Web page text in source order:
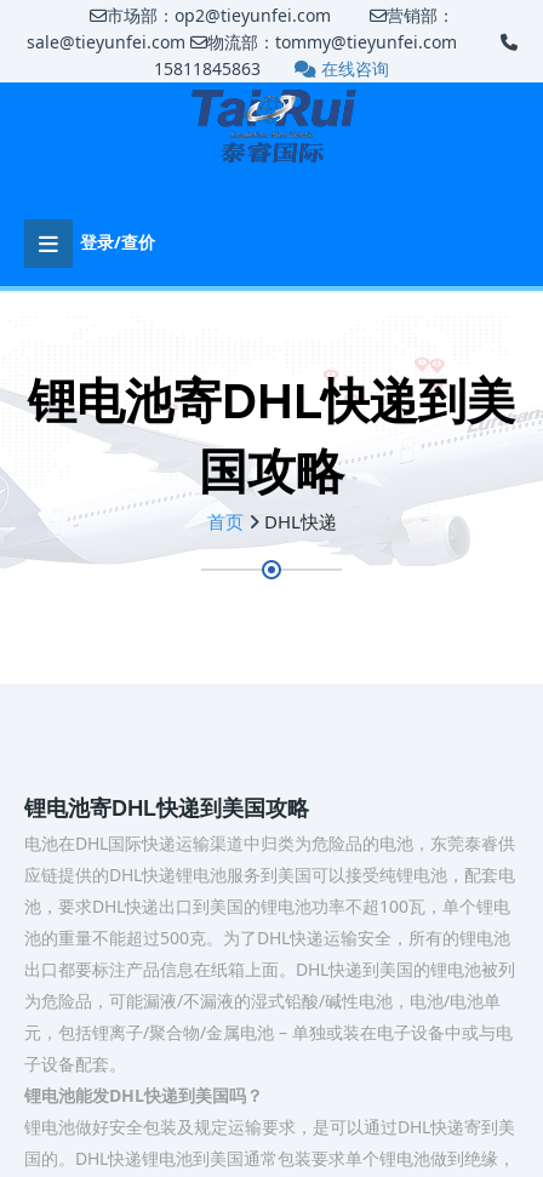
市场部：op2@tieyunfei.com
营销部：
sale@tieyunfei.com
物流部：tommy@tieyunfei.com
15811845863
在线咨询
登录/查价
锂电池寄DHL快递到美
国攻略
首页 DHL快递
锂电池寄DHL快递到美国攻略
电池在DHL国际快递运输渠道中归类为危险品的电池，东莞泰睿供
应链提供的DHL快递锂电池服务到美国可以接受纯锂电池，配套电
池，要求DHL快递出口到美国的锂电池功率不超100瓦，单个锂电
池的重量不能超过500克。为了DHL快递运输安全，所有的锂电池
出口都要标注产品信息在纸箱上面。DHL快递到美国的锂电池被列
为危险品，可能漏液/不漏液的湿式铅酸/碱性电池，电池/电池单
元，包括锂离子/聚合物/金属电池 – 单独或装在电子设备中或与电
子设备配套。
锂电池能发DHL快递到美国吗？
锂电池做好安全包装及规定运输要求，是可以通过DHL快递寄到美
国的。DHL快递锂电池到美国通常包装要求单个锂电池做到绝缘，